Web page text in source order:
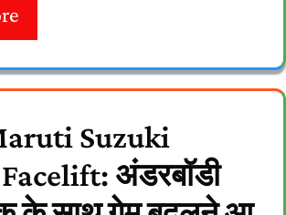
Suzuki
अंडरबॉडी